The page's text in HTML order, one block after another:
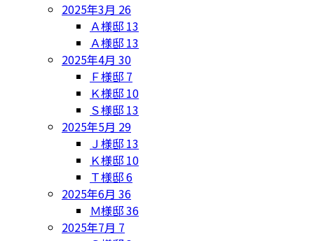
2025年3月 26
Ａ様邸 13
Ａ様邸 13
2025年4月 30
Ｆ様邸 7
Ｋ様邸 10
Ｓ様邸 13
2025年5月 29
Ｊ様邸 13
Ｋ様邸 10
Ｔ様邸6
2025年6月 36
Ｍ様邸36
2025年7月 7